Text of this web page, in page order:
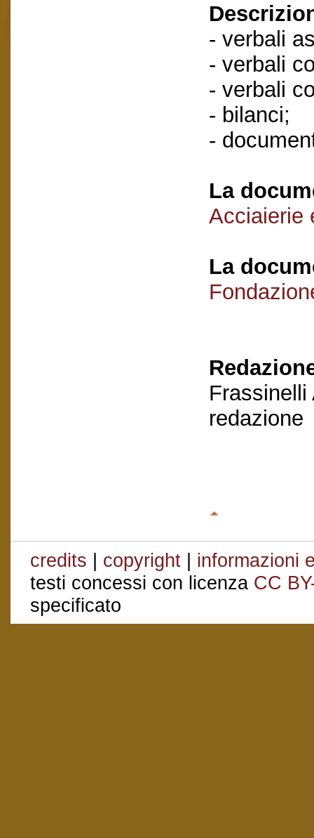
- verbali
- verbali
- verbali
- bilanci;
-
La
Acciaierie
La
Frassinelli
redazione
credits | copyright | informazioni
testi concessi con licenza CC
specificato